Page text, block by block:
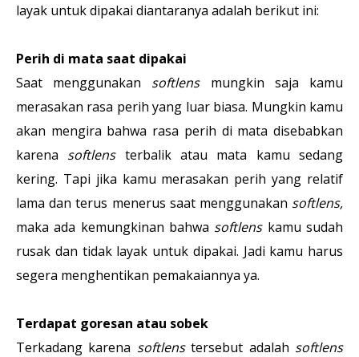
layak untuk dipakai diantaranya adalah berikut ini:
Perih di mata saat dipakai
Saat menggunakan softlens mungkin saja kamu
merasakan rasa perih yang luar biasa. Mungkin kamu
akan mengira bahwa rasa perih di mata disebabkan
karena softlensterbalik atau mata kamu sedang
kering. Tapi jika kamu merasakan perih yang relatif
lama dan terus menerus saat menggunakan softlens,
maka ada kemungkinan bahwa softlens kamu sudah
rusak dan tidak layak untuk dipakai. Jadi kamu harus
segera menghentikan pemakaiannya ya.
Terdapat goresan atau sobek
Terkadang karena softlenstersebut adalah softlens